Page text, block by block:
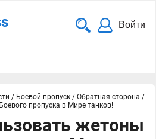
Войти
/ Боевой пропуск / Обратная сторона /
пропуска в Мире танков!
жетоны